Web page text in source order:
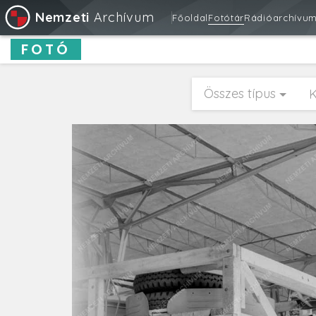
Nemzeti Archívum FőoldalFotótár
FOTÓ
Összes típus